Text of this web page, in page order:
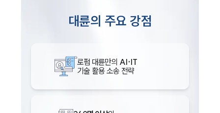
대륜의 주요 강점
로펌 대륜만의 AI·IT
기술 활용 소송 전략